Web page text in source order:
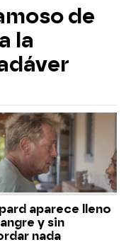
de
la
aparece lleno
y sin
nada